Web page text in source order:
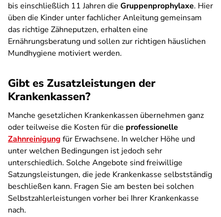
bis einschließlich 11 Jahren die Gruppenprophylaxe. Hier
üben die Kinder unter fachlicher Anleitung gemeinsam
das richtige Zähneputzen, erhalten eine
Ernährungsberatung und sollen zur richtigen häuslichen
Mundhygiene motiviert werden.
Gibt es Zusatzleistungen der
Krankenkassen?
Manche gesetzlichen Krankenkassen übernehmen ganz
oder teilweise die Kosten für die professionelle
Zahnreinigung für Erwachsene. In welcher Höhe und
unter welchen Bedingungen ist jedoch sehr
unterschiedlich. Solche Angebote sind freiwillige
Satzungsleistungen, die jede Krankenkasse selbstständig
beschließen kann. Fragen Sie am besten bei solchen
Selbstzahlerleistungen vorher bei Ihrer Krankenkasse
nach.